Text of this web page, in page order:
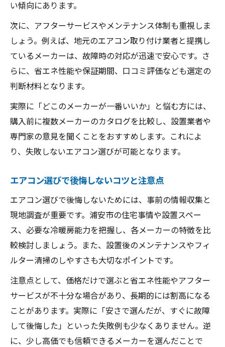
い傾向にあります。
次に、アフターサービスやメンテナンス体制も重視しま
しょう。例えば、地元のエアコン取り付け業者と提携し
ているメーカーは、故障時の対応が迅速で安心です。さ
らに、省エネ性能や保証期間、口コミ評価なども選定の
判断材料となります。
実際に「どこのメーカーが一番いいか」と悩む方には、
購入前に複数メーカーのカタログを比較し、設置業者や
専門家の意見を聞くことをおすすめします。これによ
り、失敗しないエアコン選びが可能となります。
エアコン選びで後悔しないコツと注意点
エアコン選びで後悔しないためには、事前の情報収集と
現地調査が重要です。浦安市の住宅事情や設置スペー
ス、必要な冷暖房能力を把握し、各メーカーの特徴を比
較検討しましょう。また、設置後のメンテナンスやフィ
ルター清掃のしやすさも大切なポイントです。
注意点として、価格だけで選ぶと省エネ性能やアフター
サービスが不十分な場合があり、長期的には割高になる
ことがあります。実際に「安さで選んだが、すぐに故障
して後悔した」といった失敗例も少なくありません。逆
に、少し高価でも信頼できるメーカーを選んだことで